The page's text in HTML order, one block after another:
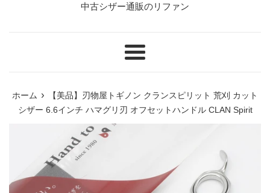
中古シザー通販のリファン
メ
ー
ホーム ›
【美品】刃物屋トギノン クランスピリット 荒刈 カット
シザー 6.6インチ ハマグリ刃 オフセットハンドル CLAN Spirit